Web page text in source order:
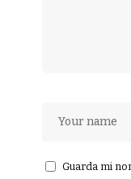
Guarda mi